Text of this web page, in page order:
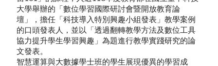
大學舉辦的「數位學習國際研討會暨開放教育論
壇」，擔任「科技導入特別興趣小組發表」教學案例
的口頭發表人，並以「透過翻轉教學方法及數位工具
協力提升學生學習興趣」為題進行教學實踐研究的論
文發表。
智慧運算與大數據學士班的學生展現優異的學習成